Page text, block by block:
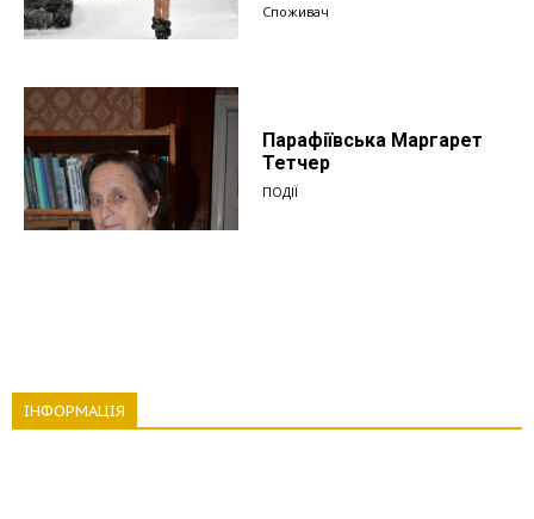
Споживач
Парафіївська Маргарет
Тетчер
ПОДІЇ
ІНФОРМАЦІЯ